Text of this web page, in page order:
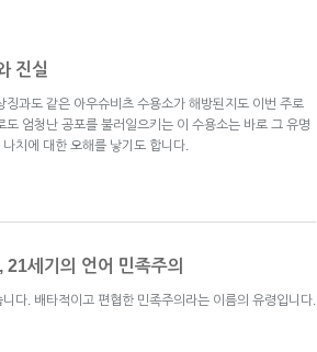
진실
징과도 같은 아우슈비츠 수용소가 해방된지도 이번 주로
엄청난 공포를 불러일으키는 이 수용소는 바로 그 유명
치에 대한 오해를 낳기도 합니다.
세기의 언어 민족주의
다. 배타적이고 편협한 민족주의라는 이름의 유령입니다.